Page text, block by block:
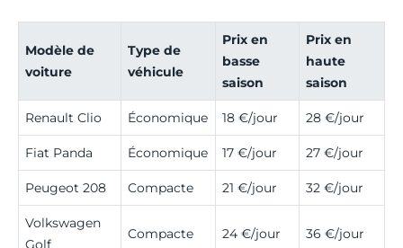
Modèle de
voiture
Type de
véhicule
Prix en
basse
saison
Prix en
haute
saison
Renault Clio Économique 18 €/jour 28 €/jour
Fiat Panda Économique 17 €/jour 27 €/jour
Peugeot 208 Compacte 21 €/jour 32 €/jour
Volkswagen
Golf
Compacte 24 €/jour 36 €/jour